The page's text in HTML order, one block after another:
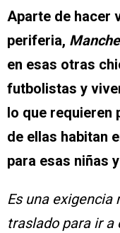
Aparte de hacer
periferia,
en esas otras
futbolistas y
lo que requieren
de ellas habitan
para esas niñas
Es una exigencia
traslado para ir a